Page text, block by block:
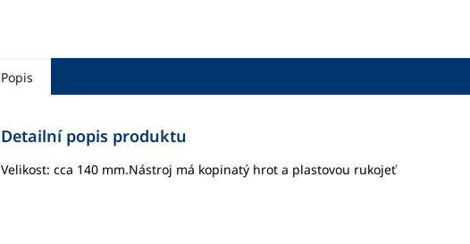
Popis
Detailní popis produktu
Velikost: cca 140 mm.Nástroj má kopinatý hrot a plastovou rukojeť